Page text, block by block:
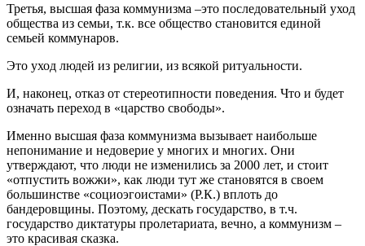
Третья, высшая фаза коммунизма –это последовательный уход
общества из семьи, т.к. все общество становится единой
семьей коммунаров.
Это уход людей из религии, из всякой ритуальности.
И, наконец, отказ от стереотипности поведения. Что и будет
означать переход в «царство свободы».
Именно высшая фаза коммунизма вызывает наибольше
непонимание и недоверие у многих и многих. Они
утверждают, что люди не изменились за 2000 лет, и стоит
«отпустить вожжи», как люди тут же становятся в своем
большинстве «социоэгоистами» (Р.К.) вплоть до
бандеровщины. Поэтому, дескать государство, в т.ч.
государство диктатуры пролетариата, вечно, а коммунизм –
это красивая сказка.